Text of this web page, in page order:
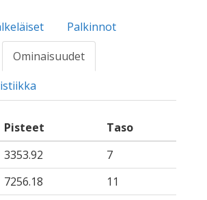
Palkinnot
Ominaisuudet
Pisteet
Taso
3353.92
7
7256.18
11